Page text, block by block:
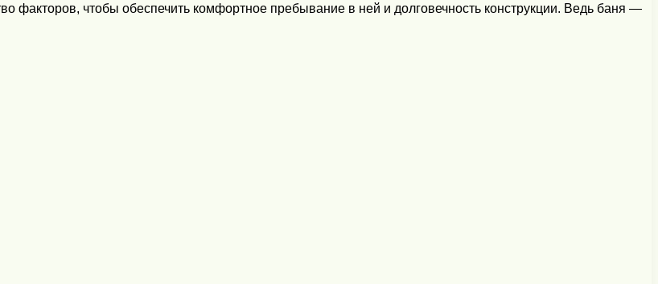
факторов, чтобы обеспечить комфортное пребывание в ней и долговечность конструкции. Ведь баня —